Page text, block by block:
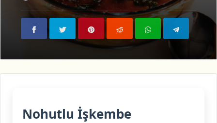
Nohutlu İşkembe